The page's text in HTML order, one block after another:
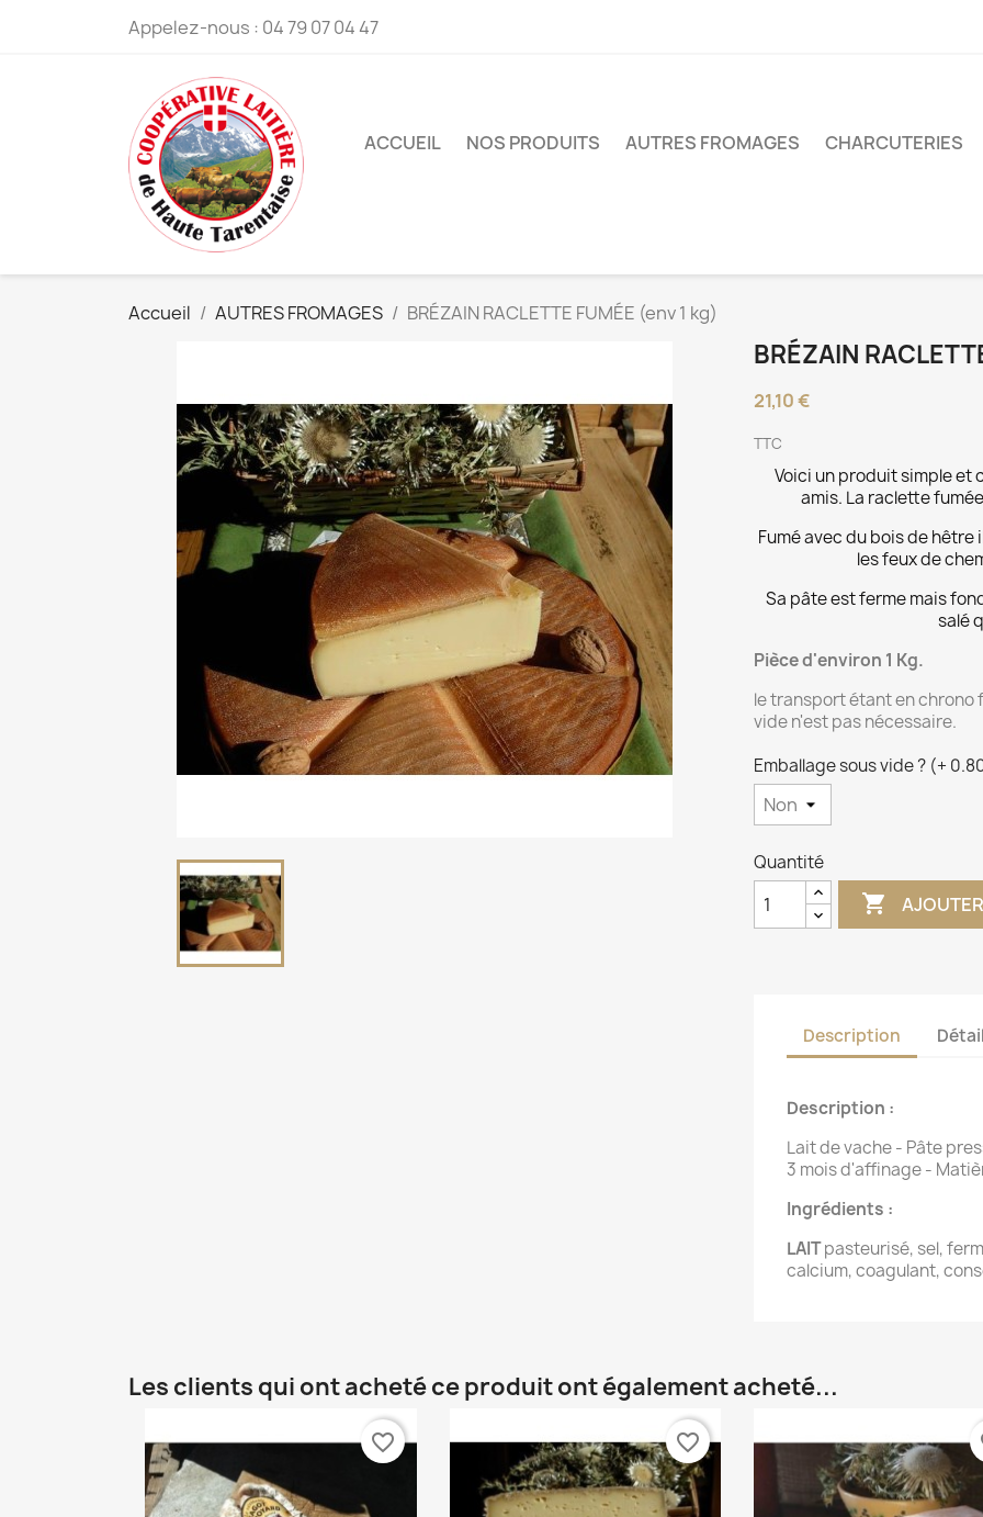
Appelez-nous : 04 79 07 04 47
ACCUEIL NOS PRODUITS AUTRES FROMAGES CHARCUTERIES
Accueil AUTRES FROMAGES BRÉZAIN RACLETTE FUMÉE (env 1 kg)
BRÉZAIN
21,10 €
TTC
Voici un produit simple et
amis. La raclette
Fumé avec du bois de
les feux de
Sa pâte est ferme mais
salé
Pièce d'environ 1 Kg.
le transport étant en chrono
vide n'est pas nécessaire.
Emballage sous vide ? (+
Quantité

Description
Description :
Lait de vache - Pâte
3 mois d'affinage -
Ingrédients :
LAITpasteurisé, sel,
calcium, coagulant,
Les clients qui ont acheté ce produit ont également acheté...
favorite_border favorite_border